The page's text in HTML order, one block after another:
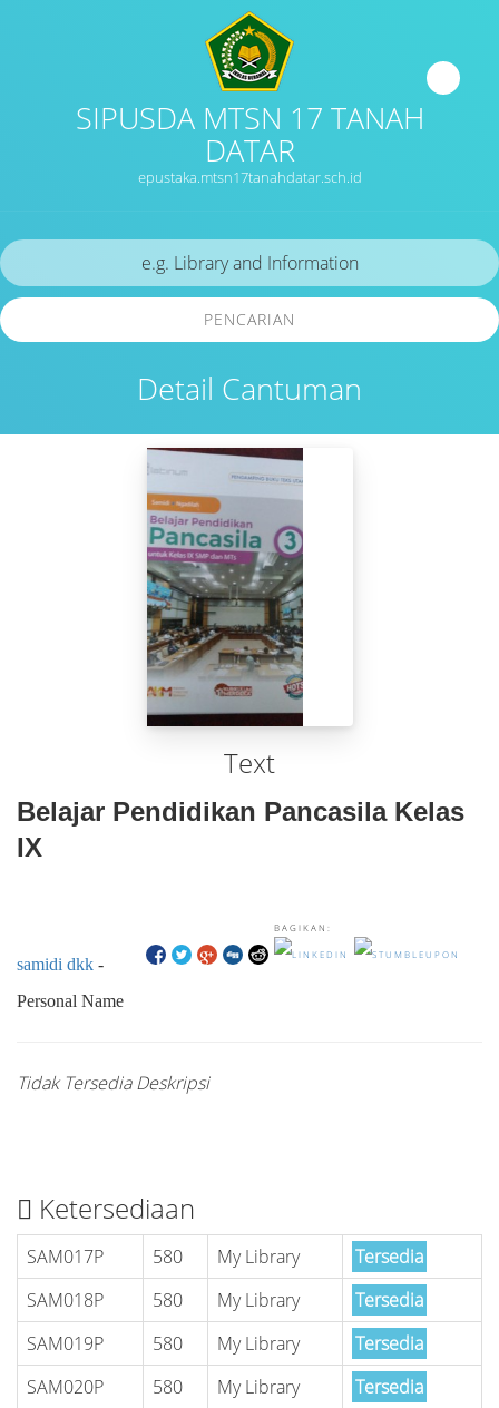
SIPUSDA MTSN 17 TANAH
DATAR
epustaka.mtsn17tanahdatar.sch.id
Detail Cantuman
PENCARIAN
Text
Belajar Pendidikan Pancasila Kelas
IX
BAGIKAN:
samidi dkk -
Personal Name
Tidak Tersedia Deskripsi
Ketersediaan
SAM017P 580 My Library
Tersedia
SAM018P
580 My Library
Tersedia
SAM019P
580 My Library
Tersedia
SAM020P
580 My Library
Tersedia